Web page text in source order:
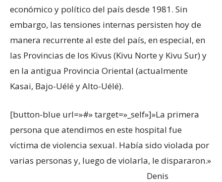
económico y político del país desde 1981. Sin
embargo, las tensiones internas persisten hoy de
manera recurrente al este del país, en especial, en
las Provincias de los Kivus (Kivu Norte y Kivu Sur) y
en la antigua Provincia Oriental (actualmente
Kasai, Bajo-Uélé y Alto-Uélé).
[button-blue url=»#» target=»_self»]»La primera
persona que atendimos en este hospital fue
víctima de violencia sexual. Había sido violada por
varias personas y, luego de violarla, le dispararon.»
Denis